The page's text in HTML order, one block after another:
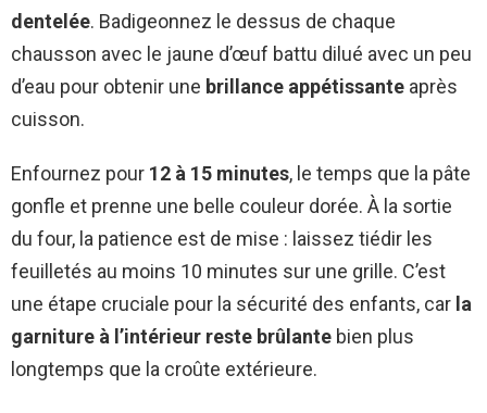
dentelée. Badigeonnez le dessus de chaque
chausson avec le jaune d’œuf battu dilué avec un peu
d’eau pour obtenir une brillance appétissante après
cuisson.
Enfournez pour 12 à 15 minutes, le temps que la pâte
gonfle et prenne une belle couleur dorée. À la sortie
du four, la patience est de mise : laissez tiédir les
feuilletés au moins 10 minutes sur une grille. C’est
une étape cruciale pour la sécurité des enfants, car la
garniture à l’intérieur reste brûlante bien plus
longtemps que la croûte extérieure.